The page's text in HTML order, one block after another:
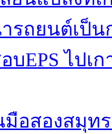
รถยนต์เป็
บEPS ไป
อสองสมุท